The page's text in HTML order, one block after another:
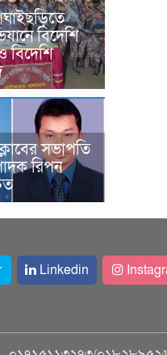
বিদেশি
বিদেশি
সভাপতি
রিপন
Linkedin